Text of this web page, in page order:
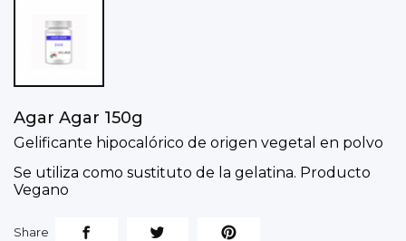
Agar Agar 150g
Gelificante hipocalórico de origen vegetal en polvo
Se utiliza como sustituto de la gelatina. Producto
Vegano
Share